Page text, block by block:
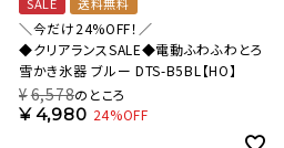
＼今だけ24%OFF！／
◆クリアランスSALE◆電動ふわふわとろ
雪かき氷器 ブルー DTS-B5BL【HO】
¥6,578のところ
¥4,980 24%OFF